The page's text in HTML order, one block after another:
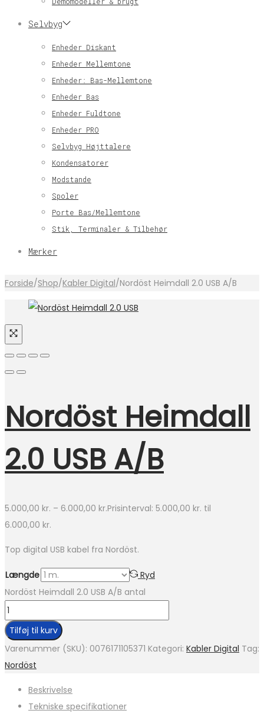
Selvbyg
Enheder Diskant
Enheder Mellemtone
Enheder: Bas-Mellemtone
Enheder Bas
Enheder Fuldtone
Enheder PRO
Selvbyg Højttalere
Kondensatorer
Modstande
Spoler
Porte Bas/Mellemtone
Stik, Terminaler & Tilbehør
Mærker
Forside/Shop/Kabler Digital/Nordöst Heimdall 2.0 USB A/B
Nordöst Heimdall
2.0 USB A/B
5.000,00 kr. – 6.000,00 kr.Prisinterval: 5.000,00 kr. til
6.000,00 kr.
Top digital USB kabel fra Nordöst.
Længde
Ryd
Nordöst Heimdall 2.0 USB A/B antal
Tilføj til kurv
Varenummer (SKU): 0076171105371 Kategori: Kabler Digital Tag:
Nordöst
Beskrivelse
Tekniske specifikationer